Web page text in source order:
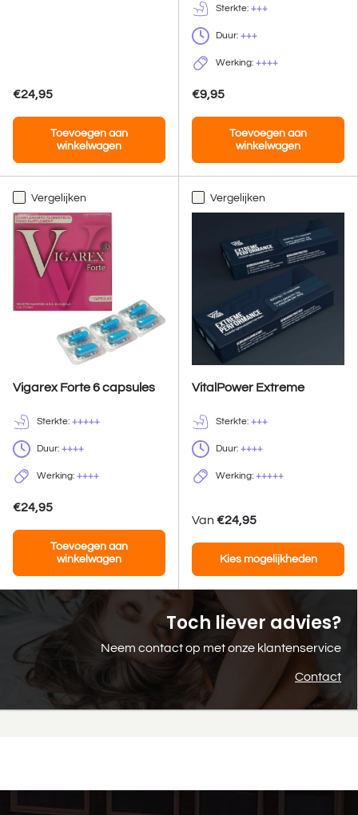
€24,95
Toevoegen aan
winkelwagen
Sterkte: +++
Duur: +++
Werking: ++++
€9,95
Toevoegen aan
winkelwagen
Vergelijken
Vigarex Forte 6 capsules
Sterkte: +++++
Duur: ++++
Werking: ++++
€24,95
Toevoegen aan
winkelwagen
Vergelijken
VitalPower Extreme
Sterkte: +++
Duur: ++++
Werking: +++++
Van €24,95
Kies mogelijkheden
Toch liever advies?
Neem contact op met onze klantenservice
Contact